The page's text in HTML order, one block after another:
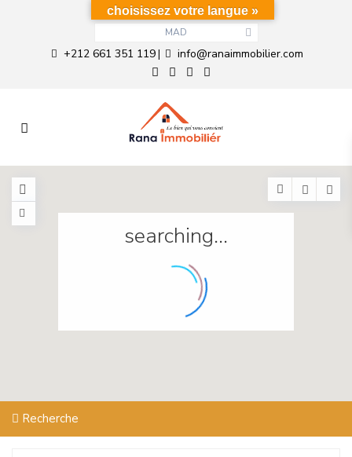
MAD
+212 661 351 119| info@ranaimmobilier.com
searching...
Recherche
choisissez votre langue »